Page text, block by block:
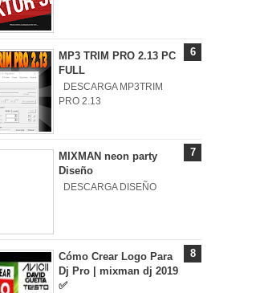
MP3 TRIM PRO 2.13 PC
FULL
DESCARGA MP3TRIM
PRO 2.13
MIXMAN neon party
Diseño
DESCARGA DISEÑO
Cómo Crear Logo Para
Dj Pro | mixman dj 2019
✅